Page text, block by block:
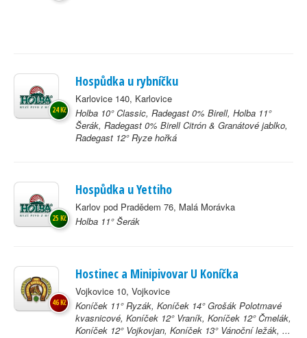
Hospůdka u rybníčku
Karlovice 140, Karlovice
Holba 10° Classic, Radegast 0% Birell, Holba 11°
Šerák, Radegast 0% Birell Citrón & Granátové jablko,
Radegast 12° Ryze hořká
24 Kč
Hospůdka u Yettiho
Karlov pod Pradědem 76, Malá Morávka
Holba 11° Šerák
25 Kč
Hostinec a Minipivovar U Koníčka
Vojkovice 10, Vojkovice
Koníček 11° Ryzák, Koníček 14° Grošák Polotmavé
kvasnicové, Koníček 12° Vraník, Koníček 12° Čmelák,
Koníček 12° Vojkovjan, Koníček 13° Vánoční ležák, ...
46 Kč